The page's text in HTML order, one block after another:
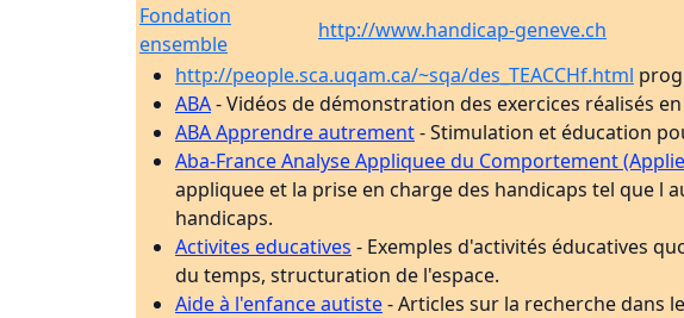
Fondation
ensemble
http://www.handicap-geneve.ch
http://people.sca.uqam.ca/~sqa/des_TEACCHf.html
ABA- Vidéos de démonstration des exercices réalisés
ABA Apprendre autrement- Stimulation et éducation
Aba-France Analyse Appliquee du Comportement
appliquee et la prise en charge des handicaps tel que l
handicaps.
Activites educatives - Exemples d'activités éducatives
du temps, structuration de l'espace.
Aide à l'enfance autiste- Articles sur la recherche dans